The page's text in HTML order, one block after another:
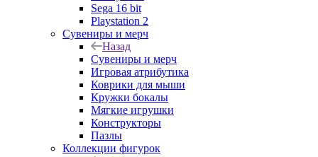
Sega 16 bit
Playstation 2
Сувениры и мерч
Назад
Сувениры и мерч
Игровая атрибутика
Коврики для мыши
Кружки бокалы
Мягкие игрушки
Конструкторы
Пазлы
Коллекции фигурок